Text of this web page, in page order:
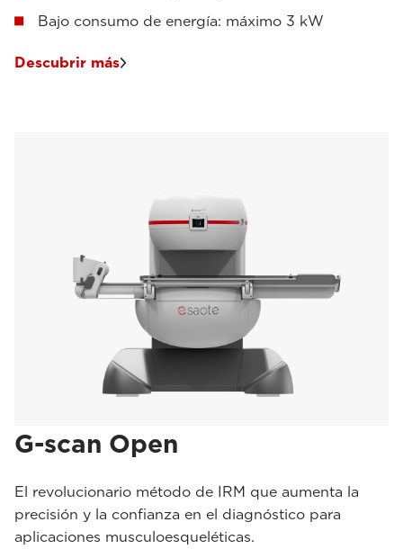
Bajo consumo de energía: máximo 3 kW
Descubrir más
G-scan Open
El revolucionario método de IRM que aumenta la
precisión y la confianza en el diagnóstico para
aplicaciones musculoesqueléticas.